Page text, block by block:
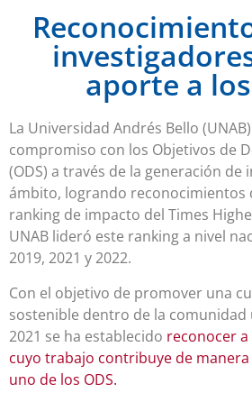
aporte a
La Universidad Andrés Bello
compromiso con los Objetivos de
(ODS) a través de la generación de
ámbito, logrando reconocimientos
ranking de impacto del Times
UNAB lideró este ranking a nivel
2019, 2021 y 2022.
Con el objetivo de promover una
sostenible dentro de la comunidad
2021 se ha establecido reconocer
cuyo trabajo contribuye de manera
uno de los ODS.